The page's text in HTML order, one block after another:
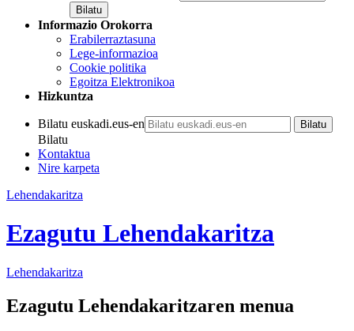
Informazio Orokorra
Erabilerraztasuna
Lege-informazioa
Cookie politika
Egoitza Elektronikoa
Hizkuntza
Bilatu euskadi.eus-en
Bilatu
Kontaktua
Nire karpeta
Lehendakaritza
Ezagutu Lehendakaritza
Lehendakaritza
Ezagutu Lehendakaritzaren menua